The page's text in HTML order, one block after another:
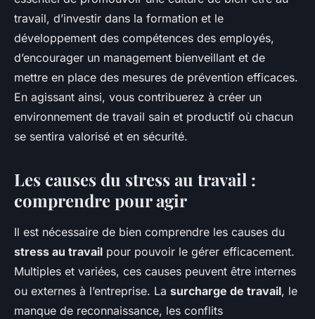
travail, d’investir dans la formation et le
développement des compétences des employés,
d’encourager un management bienveillant et de
mettre en place des mesures de prévention efficaces.
En agissant ainsi, vous contribuerez à créer un
environnement de travail sain et productif où chacun
se sentira valorisé et en sécurité.
Les causes du stress au travail :
comprendre pour agir
Il est nécessaire de bien comprendre les causes du
stress au travail pour pouvoir le gérer efficacement.
Multiples et variées, ces causes peuvent être internes
ou externes à l’entreprise. La surcharge de travail, le
manque de reconnaissance, les conflits